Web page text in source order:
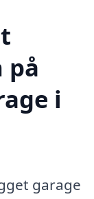
på
i
garage